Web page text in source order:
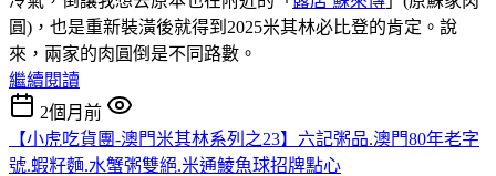
圓)，也是重新裝潢後就得到2025米其林必比登的肯定。說
來，兩家的肉圓倒是不同路數。
繼續閱讀
2個月前
【小虎吃貨團-澳門米其林系列之23】六記粥品.澳門80年老字
號.蝦籽麵.水蟹粥雙絕.米通鯪魚球招牌點心